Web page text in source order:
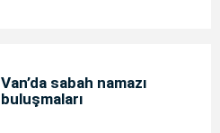
Van’da sabah namazı
buluşmaları